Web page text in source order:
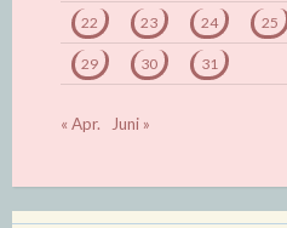
22 23 24 25
29 30 31
« Apr. Juni »